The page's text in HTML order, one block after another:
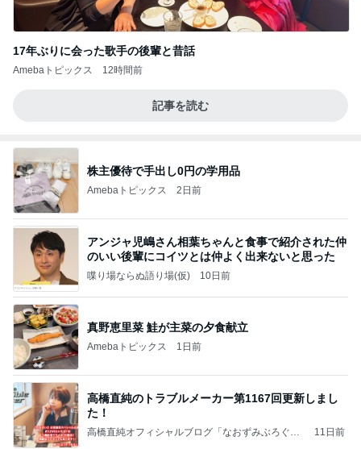
17年ぶりに会った歌手の後輩と昔話
Amebaトピックス 12時間前
記事を読む
株主優待で手出し0円の学用品
Amebaトピックス 2日前
アンジャ児嶋さん相葉ちゃんと食事で紹介された仲
のいい後輩にコイツとは仲よく出来ないと思った
喋り場ならぬ語り場(仮) 10日前
真野恵里菜 鮭が主菜の夕食献立
Amebaトピックス 1日前
高橋直純のトラブルメーカー第1167回更新しまし
た！
高橋直純オフィシャルブログ「なおずみぶろぐ」
11日前